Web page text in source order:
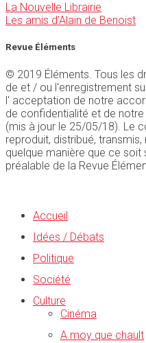
La Nouvelle Librairie
Les amis d'Alain de Benoist
Revue Éléments
© 2019 Éléments. Tous les
de et / ou l'enregistrement
l' acceptation de notre
de confidentialité et de
(mis à jour le 25/05/18). Le
reproduit, distribué,
quelque manière que ce
préalable de la Revue
Accueil
Idées / Débats
Politique
Société
Culture
Cinéma
A moy que chault